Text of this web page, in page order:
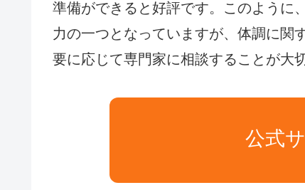
準備ができると好評です。このように
力の一つとなっていますが、体調に関
要に応じて専門家に相談することが大
公式